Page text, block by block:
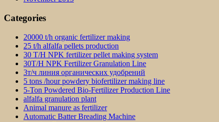
Categories
20000 t/h organic fertilizer making
25 t/h alfalfa pellets production
30 T/H NPK fertilizer pellet making system
30T/H NPK Fertilizer Granulation Line
3т/ч линия органических удобрений
5 tons /hour powdery biofertilizer making line
5-Ton Powdered Bio-Fertilizer Production Line
alfalfa granulation plant
Animal manure as fertilizer
Automatic Batter Breading Machine